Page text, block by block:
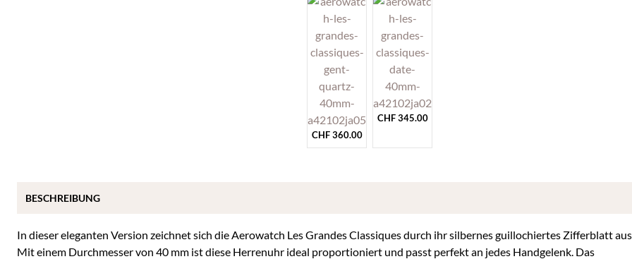
CHF360.00
CHF345.00
In dieser eleganten Version zeichnet sich die Aerowatch Les Grandes Classiques durch ihr silbernes guillochiertes Zifferblatt
Mit einem Durchmesser von 40 mm ist diese Herrenuhr ideal proportioniert und passt perfekt an jedes Handgelenk. Das
BESCHREIBUNG